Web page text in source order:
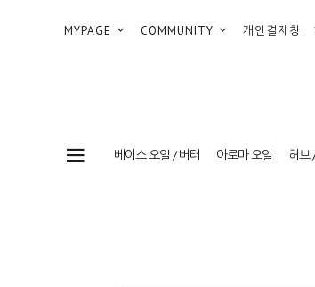
MYPAGE COMMUNITY 개인결제창
베이스 오일 / 버터 아로마 오일 허브